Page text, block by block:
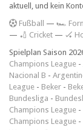
aktuell, und kein
Fußball — 🏎️
— 🏏 Cricket — 🏑
Spielplan Saison
Champions League -
Nacional B -
League - Beker -
Bundesliga -
Champions League -
Champions League -